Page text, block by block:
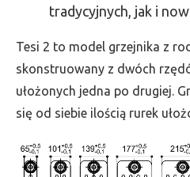
-
wys.
565,
szer.
180,
164
tradycyjnych, jak i
Tesi 2 to model grzejnika z
skonstruowany z dwóch
ułożonych jedna po drugiej.
się od siebie ilością rurek